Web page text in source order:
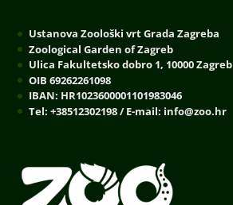
Ustanova Zoološki vrt Grada Zagreba
Zoological Garden of Zagreb
Ulica Fakultetsko dobro 1, 10000 Zagreb
OIB 69262261098
IBAN: HR1023600001101983046
Tel: +38512302198 / E-mail: info@zoo.hr